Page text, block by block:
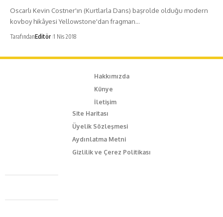
Oscarlı Kevin Costner'ın (Kurtlarla Dans) başrolde olduğu modern
kovboy hikâyesi Yellowstone'dan fragman…
TarafındanEditör 1 Nis 2018
Hakkımızda
Künye
İletişim
Site Haritası
Üyelik Sözleşmesi
Aydınlatma Metni
Gizlilik ve Çerez Politikası
Caferağa Mah. Dr. Şakir Paşa Sok. No3/A Kadıköy İstanbul
+90 543 345 46 00